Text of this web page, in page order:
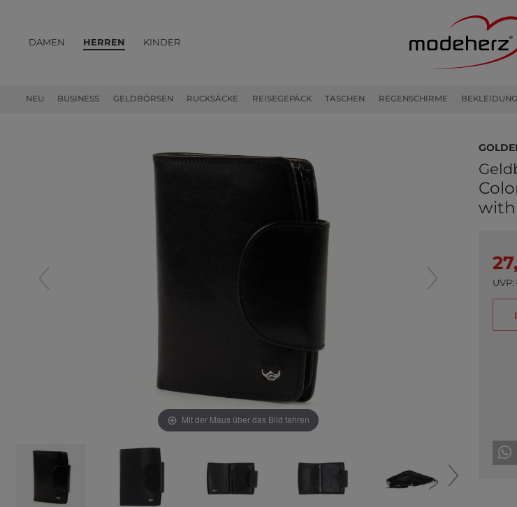
DAMEN HERREN
NEU BUSINESS GELDBÖRSEN RUCKSÄCKE REISEGEPÄCK TASCHEN REGENSCHIRME BEKLEIDUNG
KINDER
Mit der Maus über das Bild fahren
with
UVP: